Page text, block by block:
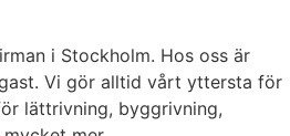
i Stockholm. Hos oss är
Vi gör alltid vårt yttersta för
lättrivning, byggrivning,